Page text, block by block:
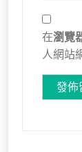
在瀏覽
人網站